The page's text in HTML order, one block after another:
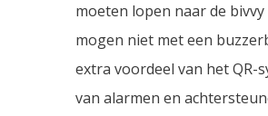
moeten lopen naar de
mogen niet met een
extra voordeel van het QR-
van alarmen en